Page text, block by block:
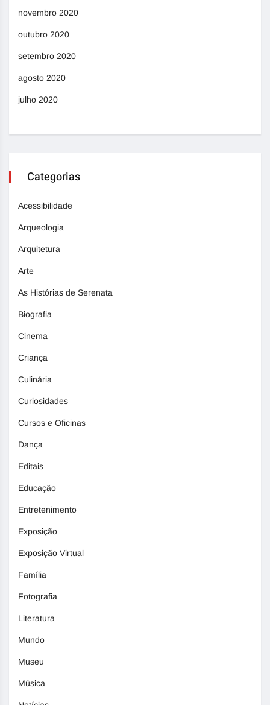
novembro 2020
outubro 2020
setembro 2020
agosto 2020
julho 2020
Categorias
Acessibilidade
Arqueologia
Arquitetura
Arte
As Histórias de Serenata
Biografia
Cinema
Criança
Culinária
Curiosidades
Cursos e Oficinas
Dança
Editais
Educação
Entretenimento
Exposição
Exposição Virtual
Família
Fotografia
Literatura
Mundo
Museu
Música